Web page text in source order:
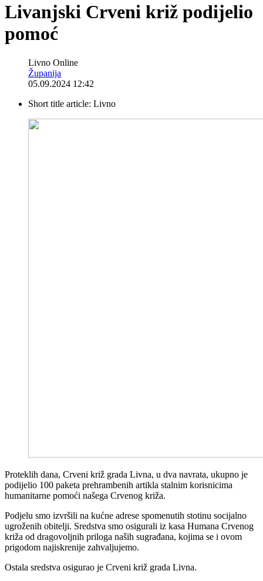
Livanjski Crveni križ podijelio
pomoć
Livno Online
Županija
05.09.2024 12:42
Short title article: Livno
Proteklih dana, Crveni križ grada Livna, u dva navrata, ukupno je
podijelio 100 paketa prehrambenih artikla stalnim korisnicima
humanitarne pomoći našega Crvenog križa.
Podjelu smo izvršili na kućne adrese spomenutih stotinu socijalno
ugroženih obitelji. Sredstva smo osigurali iz kasa Humana Crvenog
križa od dragovoljnih priloga naših sugrađana, kojima se i ovom
prigodom najiskrenije zahvaljujemo.
Ostala sredstva osigurao je Crveni križ grada Livna.